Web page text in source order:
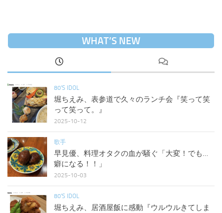
WHAT’S NEW
80'S IDOL
堀ちえみ、表参道で久々のランチ会『笑って笑
って笑って。』
2025-10-12
歌手
早見優、料理オタクの血が騒ぐ「大変！でも…
癖になる！！」
2025-10-03
80'S IDOL
堀ちえみ、居酒屋飯に感動『ウルウルきてしま